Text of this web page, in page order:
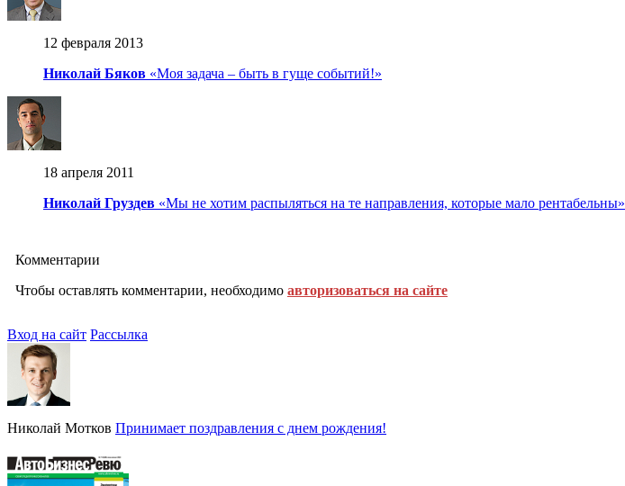
12 февраля 2013
Николай Бяков «Моя задача – быть в гуще событий!»
18 апреля 2011
Николай Груздев «Мы не хотим распыляться на те направления, которые мало рентабельны»
Комментарии
Чтобы оставлять комментарии, необходимо авторизоваться на сайте
Вход на сайт Рассылка
Николай Мотков Принимает поздравления с днем рождения!